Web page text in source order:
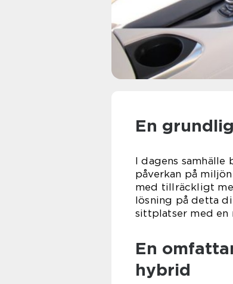
En
I dagens
påverkan på
med tillräckligt
lösning på detta
sittplatser med
En
hybrid